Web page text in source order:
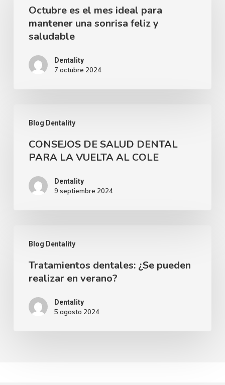
ideal
para
mantener
saludable
Octubre es el mes ideal para
mantener una sonrisa feliz y
saludable
Dentality
7 octubre 2024
Blog Dentality
SALUD
DENTAL
PARA
VUELTA
COLE
CONSEJOS DE SALUD DENTAL
PARA LA VUELTA AL COLE
Dentality
9 septiembre 2024
Blog Dentality
dentales:
pueden
realizar
Tratamientos dentales: ¿Se pueden
realizar en verano?
Dentality
5 agosto 2024